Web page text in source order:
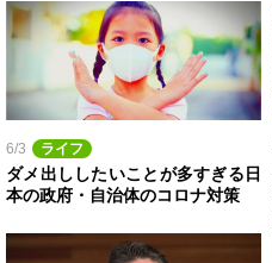
6/3 ライフ
ダメ出ししたいことが多すぎる日
本の政府・自治体のコロナ対策